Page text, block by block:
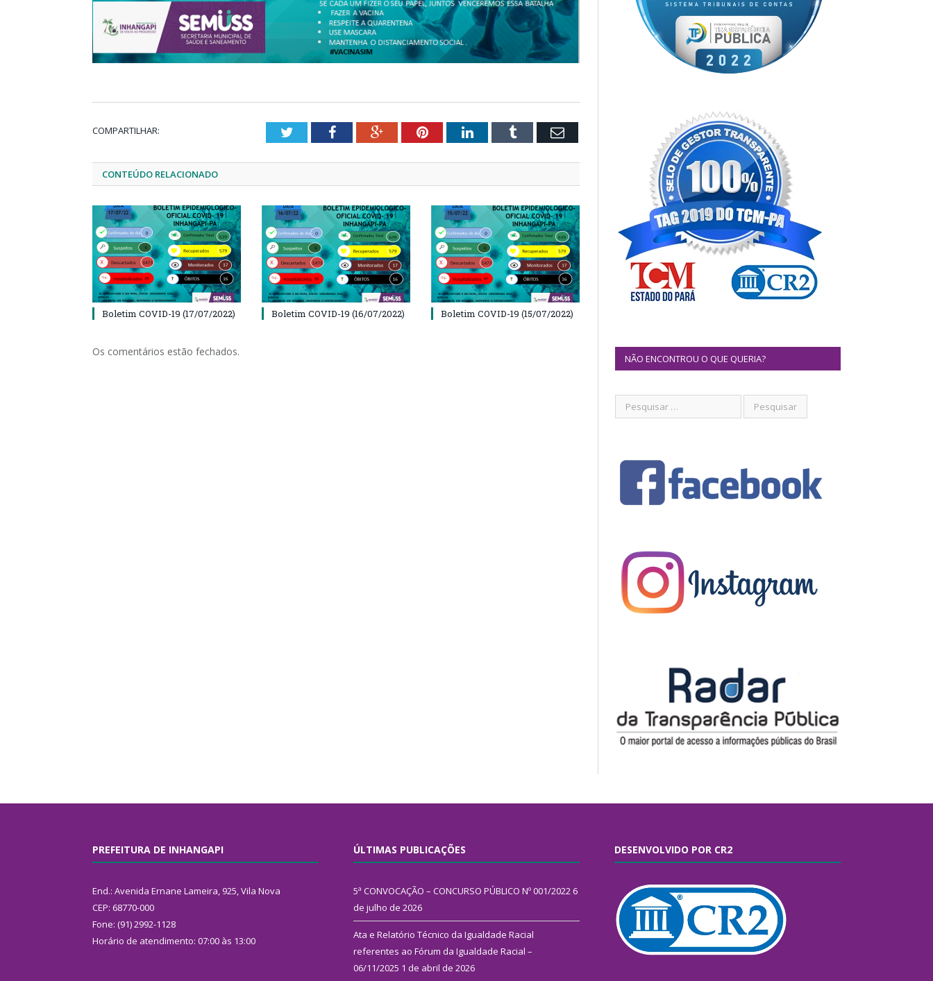
COMPARTILHAR: TwitterFacebookGoogle+PinterestLinkedInTumblr Email
CONTEÚDO RELACIONADO
Boletim COVID-19 (17/07/2022) Boletim COVID-19 (16/07/2022) Boletim COVID-19 (15/07/2022)
Os comentários estão fechados.
NÃO ENCONTROU O QUE QUERIA?
PREFEITURA DE INHANGAPI
End.: Avenida Ernane Lameira, 925, Vila Nova
CEP: 68770-000
Fone: (91) 2992-1128
Horário de atendimento: 07:00 às 13:00
ÚLTIMAS PUBLICAÇÕES
5ª CONVOCAÇÃO – CONCURSO PÚBLICO Nº 001/2022 6
de julho de 2026
Ata e Relatório Técnico da Igualdade Racial
referentes ao Fórum da Igualdade Racial –
06/11/2025 1 de abril de 2026
DESENVOLVIDO POR CR2